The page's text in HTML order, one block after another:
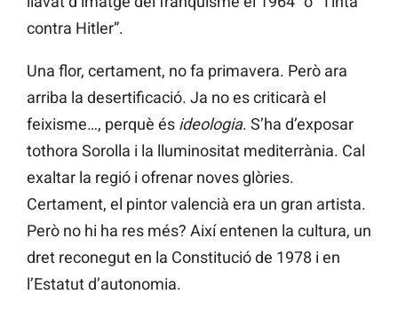
contra Hitler”.
Una flor, certament, no fa primavera. Però ara
arriba la desertificació. Ja no es criticarà el
feixisme…, perquè és ideologia. S’ha d’exposar
tothora Sorolla i la lluminositat mediterrània. Cal
exaltar la regió i ofrenar noves glòries.
Certament, el pintor valencià era un gran artista.
Però no hi ha res més? Així entenen la cultura, un
dret reconegut en la Constitució de 1978 i en
l’Estatut d’autonomia.